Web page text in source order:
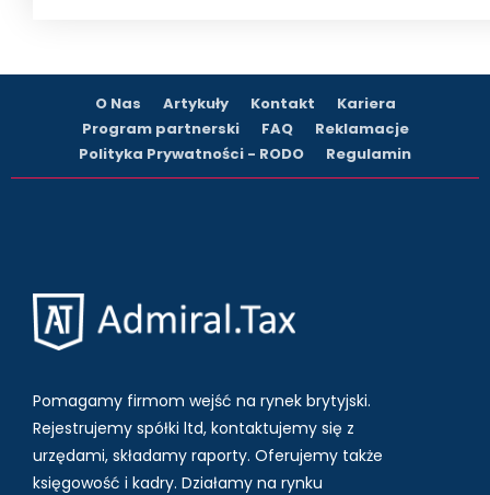
O Nas Artykuły Kontakt
Kariera
Program partnerski
FAQ
Reklamacje
Polityka Prywatności - RODO
Regulamin
Pomagamy firmom wejść na rynek brytyjski.
Rejestrujemy spółki ltd, kontaktujemy się z
urzędami, składamy raporty. Oferujemy także
księgowość i kadry. Działamy na rynku